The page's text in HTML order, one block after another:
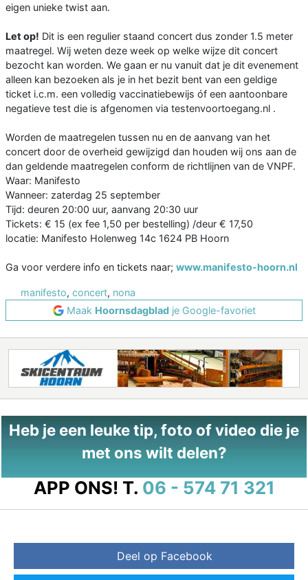
eigen unieke twist aan.
Let op! Dit is een regulier staand concert dus zonder 1.5 meter
maatregel. Wij weten deze week op welke wijze dit concert
bezocht kan worden. We gaan er nu vanuit dat je dit evenement
alleen kan bezoeken als je in het bezit bent van een geldige
ticket i.c.m. een volledig vaccinatiebewijs óf een aantoonbare
negatieve test die is afgenomen via testenvoortoegang.nl .
Worden de maatregelen tussen nu en de aanvang van het
concert door de overheid gewijzigd dan houden wij ons aan de
dan geldende maatregelen conform de richtlijnen van de VNPF.
Waar: Manifesto
Wanneer: zaterdag 25 september
Tijd: deuren 20:00 uur, aanvang 20:30 uur
Tickets: € 15 (ex fee 1,50 per bestelling) /deur € 17,50
locatie: Manifesto Holenweg 14c 1624 PB Hoorn
Ga voor verdere info en tickets naar; www.manifesto-hoorn.nl
manifesto, concert, nona
Maak Hoornsdagbladje Google-favoriet
Heb je een leuke tip, foto of video die je
met ons wilt delen?
APP ONS! T. 06 - 574 71 321
Deel op Facebook